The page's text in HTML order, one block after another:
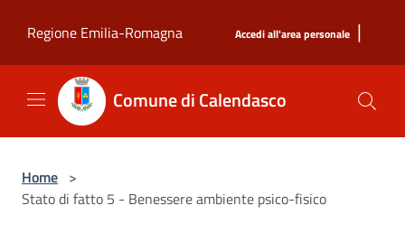
Regione Emilia-Romagna
Accedi all'area personale |
Comune di Calendasco
Home >
Stato di fatto 5 - Benessere ambiente psico-fisico